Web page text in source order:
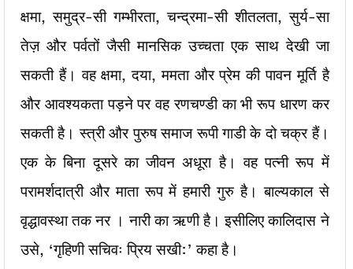
क्षमा, समुद्र-सी गम्भीरता, चन्द्रमा-सी शीतलता, सुर्य-सा
तेज़ और पर्वतों जैसी मानसिक उच्चता एक साथ देखी जा
सकती हैं। वह क्षमा, दया, ममता और प्रेम की पावन मूर्ति है
और आवश्यकता पड़ने पर वह रणचण्डी का भी रूप धारण कर
सकती है। स्त्री और पुरुष समाज रूपी गाडी के दो चक्र हैं।
एक के बिना दूसरे का जीवन अधूरा है। वह पत्नी रूप में
परामर्शदात्री और माता रूप में हमारी गुरु है। बाल्यकाल से
वृद्धावस्था तक नर । नारी का ऋणी है। इसीलिए कालिदास ने
उसे, ‘गृहिणी सचिवः प्रिय सखी:’ कहा है।